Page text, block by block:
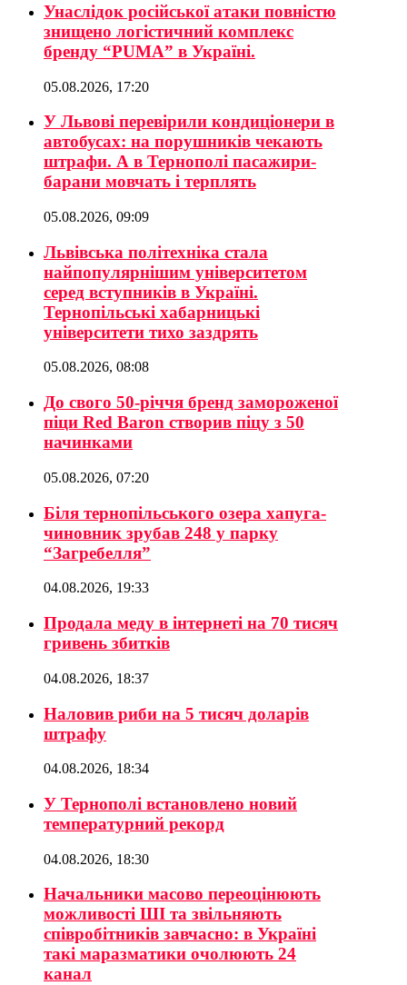
Унаслідок російської атаки повністю
знищено логістичний комплекс
бренду “PUMA” в Україні.
05.08.2026, 17:20
У Львові перевірили кондиціонери в
автобусах: на порушників чекають
штрафи. А в Тернополі пасажири-
барани мовчать і терплять
05.08.2026, 09:09
Львівська політехніка стала
найпопулярнішим університетом
серед вступників в Україні.
Тернопільські хабарницькі
університети тихо заздрять
05.08.2026, 08:08
До свого 50-річчя бренд замороженої
піци Red Baron створив піцу з 50
начинками
05.08.2026, 07:20
Біля тернопільського озера хапуга-
чиновник зрубав 248 у парку
“Загребелля”
04.08.2026, 19:33
Продала меду в інтернеті на 70 тисяч
гривень збитків
04.08.2026, 18:37
Наловив риби на 5 тисяч доларів
штрафу
04.08.2026, 18:34
У Тернополі встановлено новий
температурний рекорд
04.08.2026, 18:30
Начальники масово переоцінюють
можливості ШІ та звільняють
співробітників завчасно: в Україні
такі маразматики очолюють 24
канал